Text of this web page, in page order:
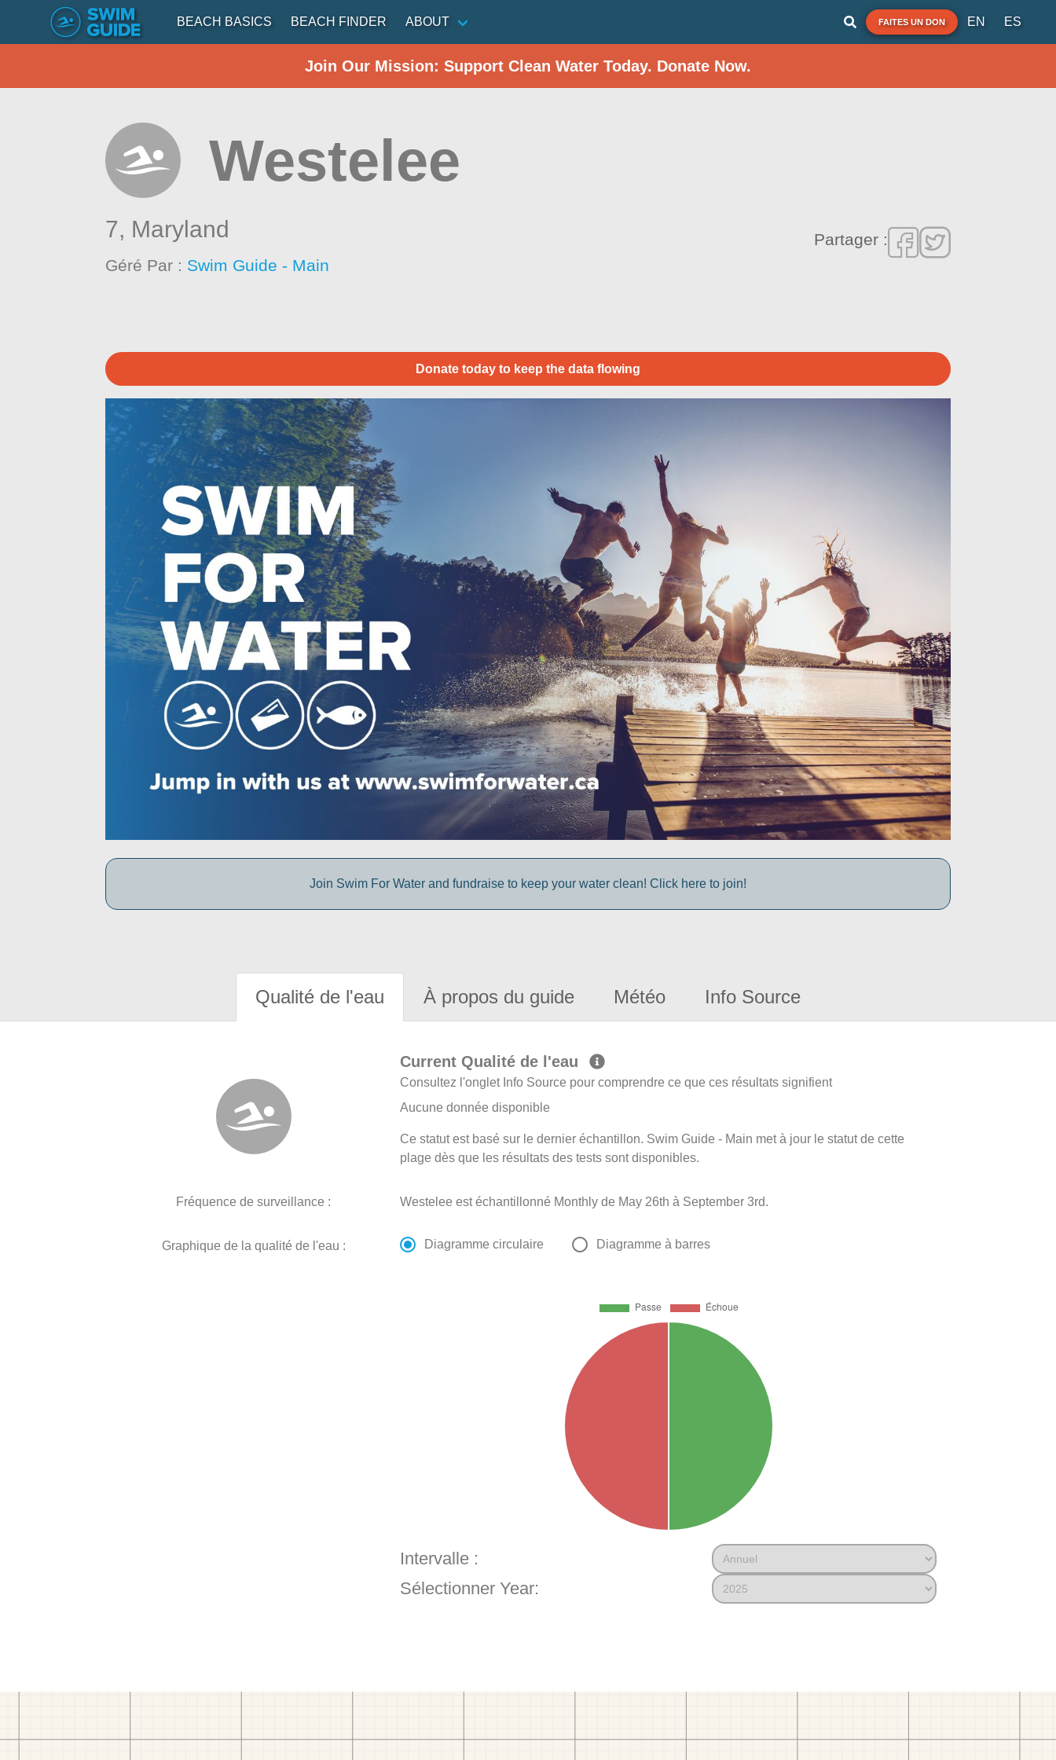
BEACH BASICS BEACH FINDER ABOUT FAITES UN DON EN ES
Join Our Mission: Support Clean Water Today. Donate Now.
Westelee
7, Maryland
Géré Par : Swim Guide - Main
Partager :
Donate today to keep the data flowing
Join Swim For Water and fundraise to keep your water clean! Click here to join!
Qualité de l'eau À propos du guide Météo Info Source
Current Qualité de l'eau
Consultez l'onglet Info Source pour comprendre ce que ces résultats signifient
Aucune donnée disponible
Ce statut est basé sur le dernier échantillon. Swim Guide - Main met à jour le statut de cette
plage dès que les résultats des tests sont disponibles.
Fréquence de surveillance : Westelee est échantillonné Monthly de May 26th à September 3rd.
Graphique de la qualité de l'eau : Diagramme circulaire Diagramme à barres
Intervalle :
Sélectionner Year: